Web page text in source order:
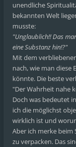
unendliche
bekannten Welt
musste:
"Unglaublich!! Das
eine Substanz hin!?"
Mit dem
nach, wie man diese
könnte. Die beste
"Der Wahrheit nahe
Doch was bedeutet
ich die möglichst
wirklich ist und
Aber ich merke beim
zu verpacken. Das